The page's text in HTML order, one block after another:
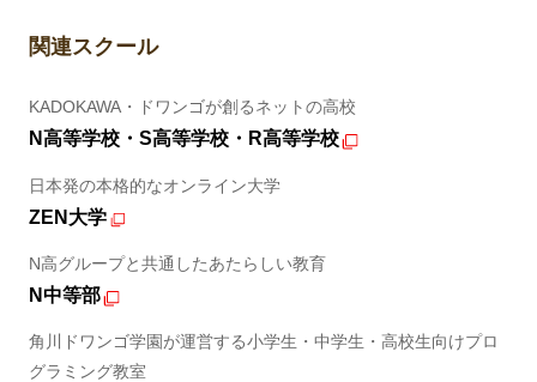
関連スクール
KADOKAWA・ドワンゴが創るネットの高校
N高等学校・S高等学校・R高等学校
日本発の本格的なオンライン大学
ZEN大学
N高グループと共通したあたらしい教育
N中等部
角川ドワンゴ学園が運営する小学生・中学生・高校生向けプロ
グラミング教室